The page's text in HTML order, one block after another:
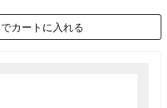
カートに入れる